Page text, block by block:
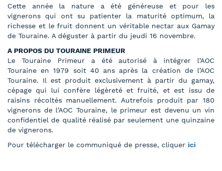
Cette année la nature a été généreuse et pour les
vignerons qui ont su patienter la maturité optimum, la
richesse et le fruit donnent un véritable nectar aux Gamay
de Touraine. A déguster à partir du jeudi 16 novembre.
A PROPOS DU TOURAINE PRIMEUR
Le Touraine Primeur a été autorisé à intégrer l’AOC
Touraine en 1979 soit 40 ans après la création de l’AOC
Touraine. Il est produit exclusivement à partir du gamay,
cépage qui lui confère légèreté et fruité, et est issu de
raisins récoltés manuellement. Autrefois produit par 180
vignerons de l’AOC Touraine, le primeur est devenu un vin
confidentiel de qualité réalisé par seulement une quinzaine
de vignerons.
Pour télécharger le communiqué de presse, cliquer ici